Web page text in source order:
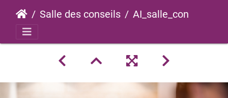
Salle des conseils AI_salle_conseils_2023_0019